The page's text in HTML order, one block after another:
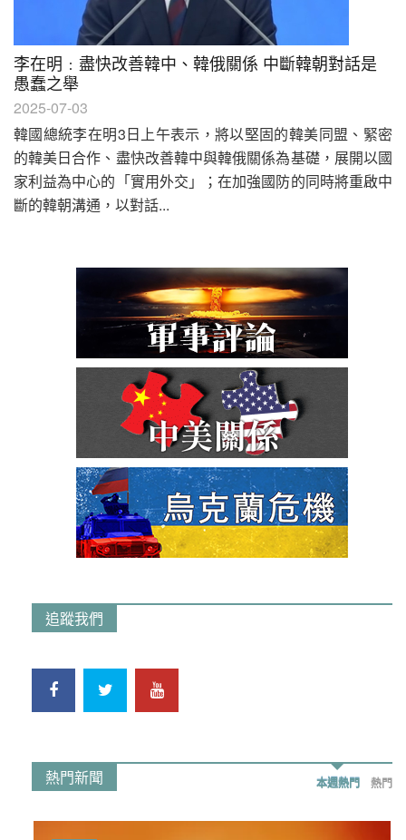
李在明﹕盡快改善韓中、韓俄關係 中斷韓朝對話是
愚蠢之舉
2025-07-03
韓國總統李在明3日上午表示，將以堅固的韓美同盟、緊密
的韓美日合作、盡快改善韓中與韓俄關係為基礎，展開以國
家利益為中心的「實用外交」；在加強國防的同時將重啟中
斷的韓朝溝通，以對話...
追蹤我們
熱門新聞 本週熱門 熱門